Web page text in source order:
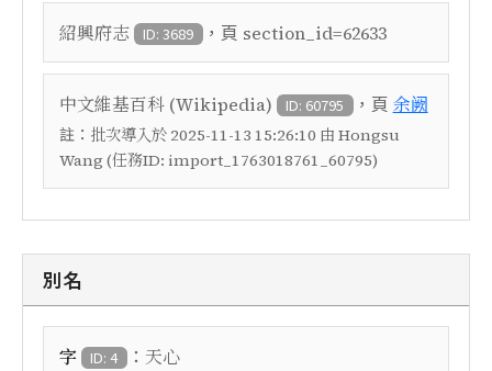
紹興府志 ID: 3689 ，頁 section_id=62633
中文維基百科 (Wikipedia) ID: 60795 ，頁 余阙
註： 批次導入於 2025-11-13 15:26:10 由 Hongsu
Wang (任務ID: import_1763018761_60795)
別名
字 ID: 4 ： 天心